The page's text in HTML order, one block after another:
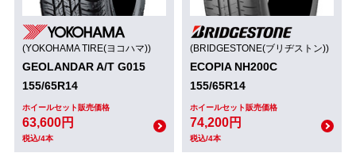
(YOKOHAMA TIRE(ヨコハマ))
GEOLANDAR A/T G015
155/65R14
ホイールセット販売価格
63,600円
税込/4本
(BRIDGESTONE(ブリヂストン))
ECOPIA NH200C
155/65R14
ホイールセット販売価格
74,200円
税込/4本